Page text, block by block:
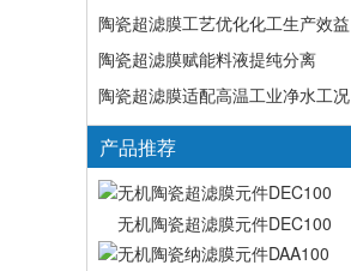
陶瓷超滤膜工艺优化化工生产效益
陶瓷超滤膜赋能料液提纯分离
陶瓷超滤膜适配高温工业净水工况
产品推荐
无机陶瓷超滤膜元件DEC100